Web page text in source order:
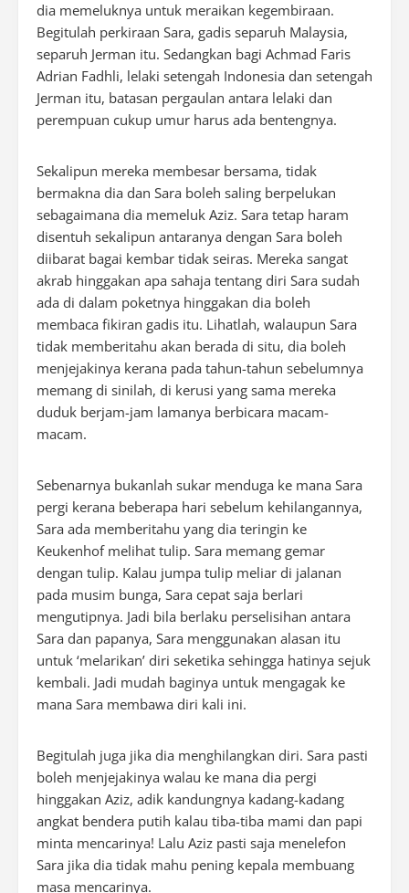
dia memeluknya untuk meraikan kegembiraan.
Begitulah perkiraan Sara, gadis separuh Malaysia,
separuh Jerman itu. Sedangkan bagi Achmad Faris
Adrian Fadhli, lelaki setengah Indonesia dan setengah
Jerman itu, batasan pergaulan antara lelaki dan
perempuan cukup umur harus ada bentengnya.
Sekalipun mereka membesar bersama, tidak
bermakna dia dan Sara boleh saling berpelukan
sebagaimana dia memeluk Aziz. Sara tetap haram
disentuh sekalipun antaranya dengan Sara boleh
diibarat bagai kembar tidak seiras. Mereka sangat
akrab hinggakan apa sahaja tentang diri Sara sudah
ada di dalam poketnya hinggakan dia boleh
membaca fikiran gadis itu. Lihatlah, walaupun Sara
tidak memberitahu akan berada di situ, dia boleh
menjejakinya kerana pada tahun-tahun sebelumnya
memang di sinilah, di kerusi yang sama mereka
duduk berjam-jam lamanya berbicara macam-
macam.
Sebenarnya bukanlah sukar menduga ke mana Sara
pergi kerana beberapa hari sebelum kehilangannya,
Sara ada memberitahu yang dia teringin ke
Keukenhof melihat tulip. Sara memang gemar
dengan tulip. Kalau jumpa tulip meliar di jalanan
pada musim bunga, Sara cepat saja berlari
mengutipnya. Jadi bila berlaku perselisihan antara
Sara dan papanya, Sara menggunakan alasan itu
untuk ‘melarikan’ diri seketika sehingga hatinya sejuk
kembali. Jadi mudah baginya untuk mengagak ke
mana Sara membawa diri kali ini.
Begitulah juga jika dia menghilangkan diri. Sara pasti
boleh menjejakinya walau ke mana dia pergi
hinggakan Aziz, adik kandungnya kadang-kadang
angkat bendera putih kalau tiba-tiba mami dan papi
minta mencarinya! Lalu Aziz pasti saja menelefon
Sara jika dia tidak mahu pening kepala membuang
masa mencarinya.